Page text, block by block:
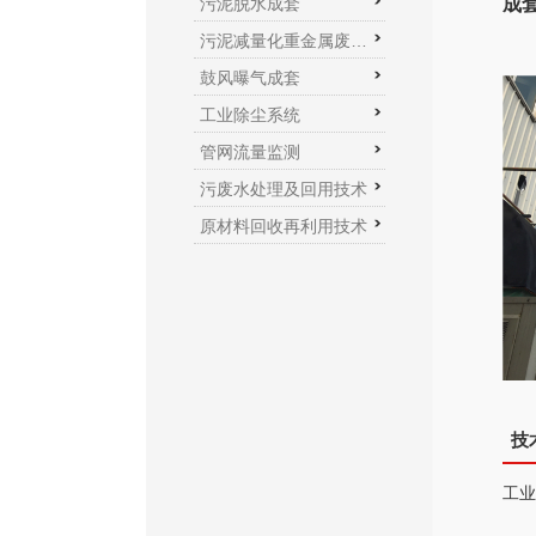
鼓风曝气成套
工业除尘系统
管网流量监测
污废水处理及回用技术
原材料回收再利用技术
成
技
工